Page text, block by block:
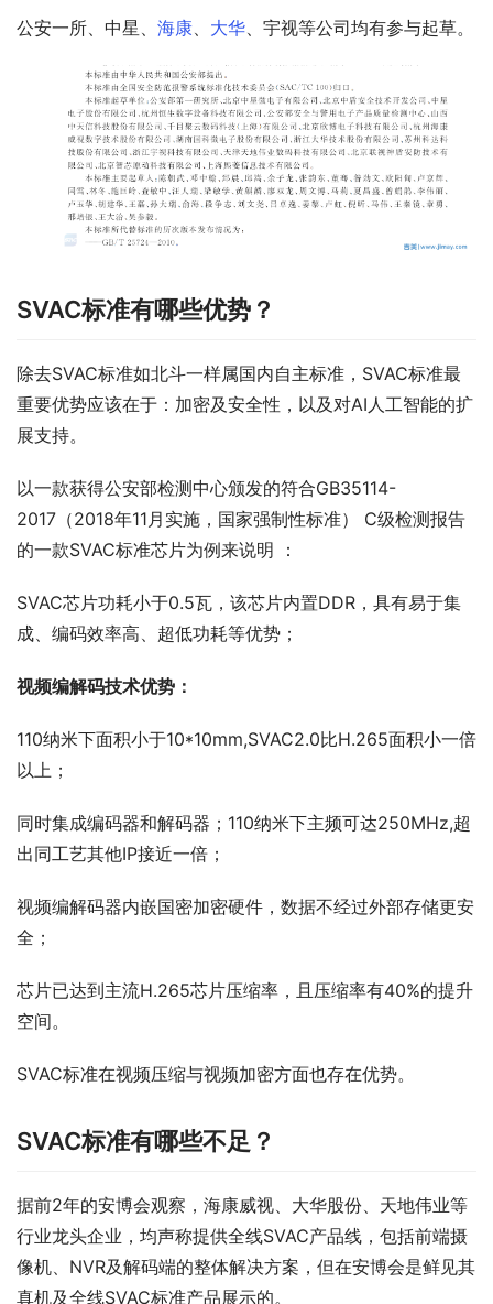
公安一所、中星、 海康 大华 、宇视等公司均有参与起草。
SVAC标准有哪些优势？
除去SVAC标准如北斗一样属国内自主标准，SVAC标准最
重要优势应该在于：加密及安全性，以及对AI人工智能的扩
展支持。
以一款获得公安部检测中心颁发的符合GB35114-
2017（2018年11月实施，国家强制性标准） C级检测报告
的一款SVAC标准芯片为例来说明 ：
SVAC芯片功耗小于0.5瓦，该芯片内置DDR，具有易于集
成、编码效率高、超低功耗等优势；
视频编解码技术优势：
110纳米下面积小于10*10mm,SVAC2.0比H.265面积小一倍
以上；
同时集成编码器和解码器；110纳米下主频可达250MHz,超
出同工艺其他IP接近一倍；
视频编解码器内嵌国密加密硬件，数据不经过外部存储更安
全；
芯片已达到主流H.265芯片压缩率，且压缩率有40%的提升
空间。
SVAC标准在视频压缩与视频加密方面也存在优势。
SVAC标准有哪些不足？
据前2年的安博会观察，海康威视、大华股份、天地伟业等
行业龙头企业，均声称提供全线SVAC产品线，包括前端摄
像机、NVR及解码端的整体解决方案，但在安博会是鲜见其
真机及全线SVAC标准产品展示的。